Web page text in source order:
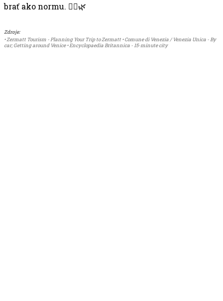
brať ako normu. 🚶‍♂️🌿
Zdroje:
• Zermatt Tourism - Planning Your Trip to Zermatt • Comune di Venezia / Venezia Unica - By
car; Getting around Venice • Encyclopaedia Britannica - 15-minute city